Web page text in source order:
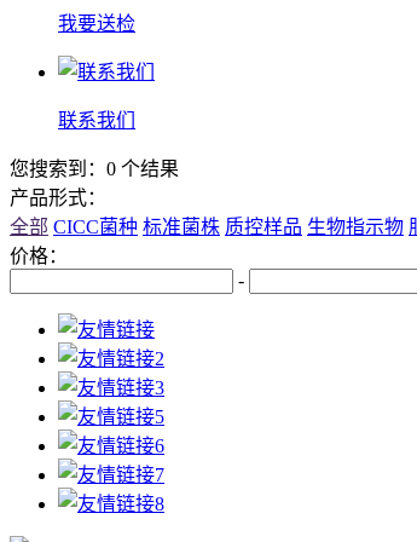
我要送检
联系我们
您搜索到：0 个结果
产品形式：
全部 CICC菌种 标准菌株 质控样品 生物指示物
价格：
-